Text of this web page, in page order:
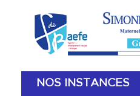
NOS INSTANCES